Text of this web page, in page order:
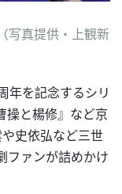
写真提供・上観新
年を記念するシリ
操と楊修』など京
史依弘など三世
ファンが詰めかけ